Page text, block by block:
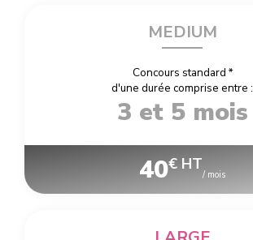
MEDIUM
Concours standard *
d'une durée comprise entre :
3 et 5 mois
40€ HT
/ mois